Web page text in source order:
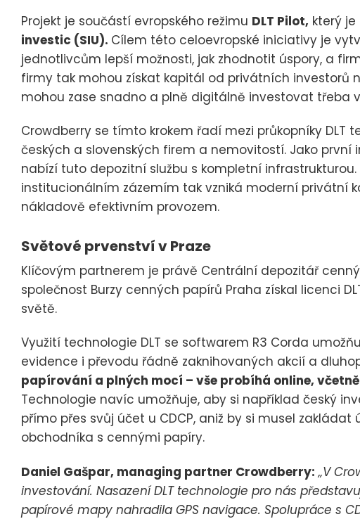
Projekt je součástí evropského režimu DLT Pilot, který je
investic (SIU). Cílem této celoevropské iniciativy je
jednotlivcům lepší možnosti, jak zhodnotit úspory, a
firmy tak mohou získat kapitál od privátních investorů
mohou zase snadno a plně digitálně investovat třeba v
Crowdberry se tímto krokem řadí mezi průkopníky
českých a slovenských firem a nemovitostí. Jako
nabízí tuto depozitní službu s kompletní infrastrukturou.
institucionálním zázemím tak vzniká moderní privátní
nákladově efektivním provozem.
Světové prvenství v Praze
Klíčovým partnerem je právě Centrální depozitář
společnost Burzy cenných papírů Praha získal licenci
světě.
Využití technologie DLT se softwarem R3 Corda
evidence i převodu řádně zaknihovaných akcií a
papírování a plných mocí – vše probíhá online,
Technologie navíc umožňuje, aby si například český
přímo přes svůj účet u CDCP, aniž by si musel
obchodníka s cennými papíry.
Daniel Gašpar, managing partner Crowdberry: „V
investování. Nasazení DLT technologie pro nás
papírové mapy nahradila GPS navigace. Spolupráce s